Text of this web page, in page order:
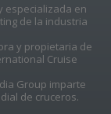
especializada en
de la industria
y propietaria de
Cruise
Group imparte
de cruceros.